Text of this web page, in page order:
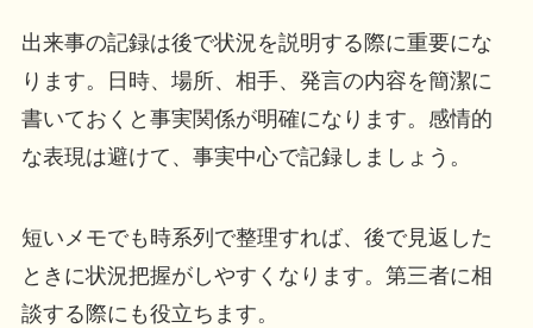
出来事の記録は後で状況を説明する際に重要にな
ります。日時、場所、相手、発言の内容を簡潔に
書いておくと事実関係が明確になります。感情的
な表現は避けて、事実中心で記録しましょう。
短いメモでも時系列で整理すれば、後で見返した
ときに状況把握がしやすくなります。第三者に相
談する際にも役立ちます。